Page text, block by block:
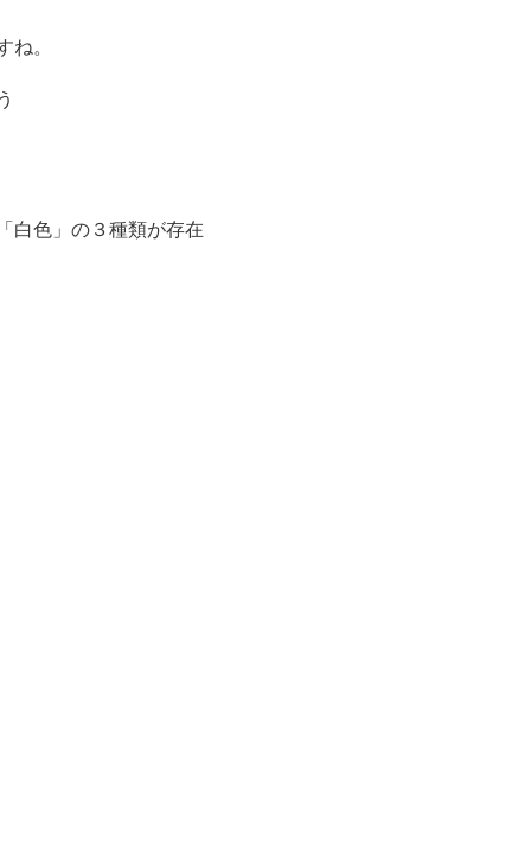
。
白色」の３種類が存在